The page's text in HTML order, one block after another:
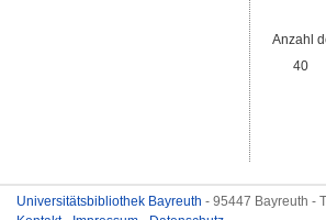
Anzahl
40
Universitätsbibliothek Bayreuth - 95447 Bayreuth -